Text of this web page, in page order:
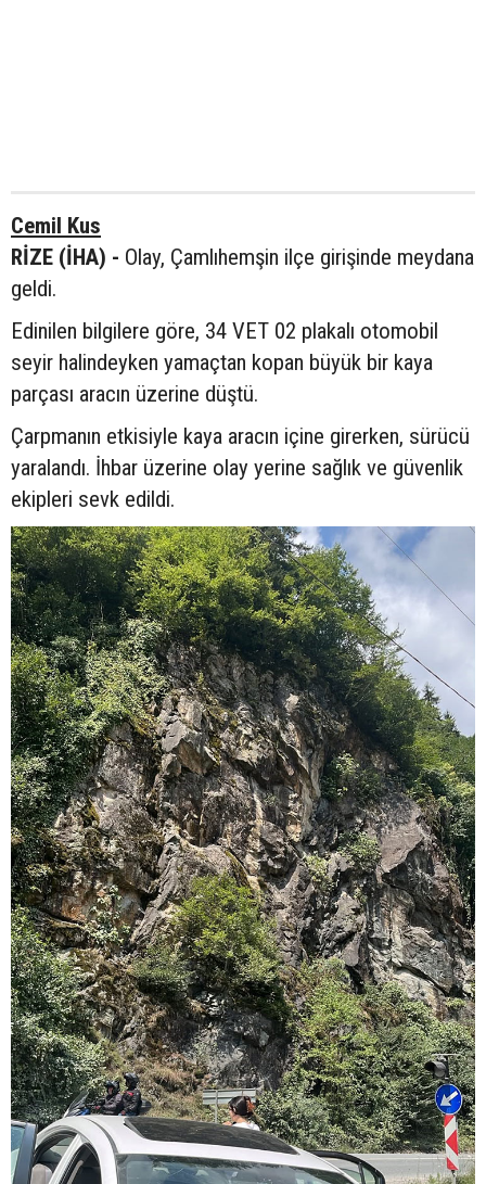
Cemil Kus
RİZE (İHA) - Olay, Çamlıhemşin ilçe girişinde meydana
geldi.
Edinilen bilgilere göre, 34 VET 02 plakalı otomobil
seyir halindeyken yamaçtan kopan büyük bir kaya
parçası aracın üzerine düştü.
Çarpmanın etkisiyle kaya aracın içine girerken, sürücü
yaralandı. İhbar üzerine olay yerine sağlık ve güvenlik
ekipleri sevk edildi.